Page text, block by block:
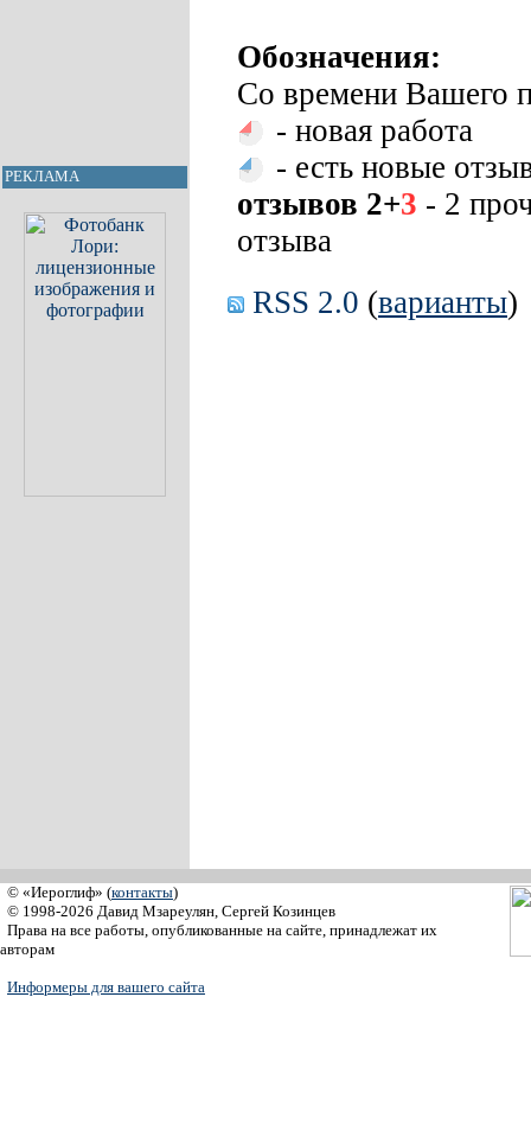
РЕКЛАМА
Обозначения:
Со времени Вашего
- новая работа
- есть новые
отзывов 2+3 - 2
отзыва
RSS 2.0 (варианты)
© «Иероглиф» (контакты)
© 1998-2026 Давид Мзареулян, Сергей Козинцев
Права на все работы, опубликованные на сайте, принадлежат их
авторам
Информеры для вашего сайта